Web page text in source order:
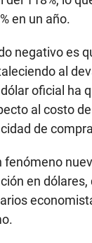
en un año.
negativo es
al
oficial ha
al costo
de
fenómeno
en dólares,